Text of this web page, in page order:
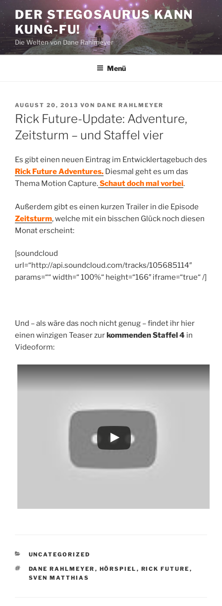
Zum
Inhalt
springen
DER STEGOSAURUS KANN
KUNG-FU!
Die Welten von Dane Rahlmeyer
Menü
VERÖFFENTLICHT
AM
AUGUST 20, 2013 VON DANE RAHLMEYER
Rick Future-Update: Adventure,
Zeitsturm – und Staffel vier
Es gibt einen neuen Eintrag im Entwicklertagebuch des
Rick Future Adventures. Diesmal geht es um das
Thema Motion Capture.Schaut doch mal vorbei.
Außerdem gibt es einen kurzen Trailer in die Episode
Zeitsturm, welche mit ein bisschen Glück noch diesen
Monat erscheint:
[soundcloud
url=“http://api.soundcloud.com/tracks/105685114″
params=““ width=“ 100%“ height=“166″ iframe=“true“ /]
Und – als wäre das noch nicht genug – findet ihr hier
einen winzigen Teaser zurkommenden Staffel 4 in
Videoform:
KATEGORIEN
UNCATEGORIZED
SCHLAGWÖRTER
DANE RAHLMEYER , HÖRSPIEL , RICK FUTURE ,
SVEN MATTHIAS